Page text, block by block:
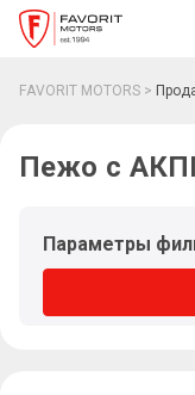
FAVORIT MOTORS
Пежо с
Параметры